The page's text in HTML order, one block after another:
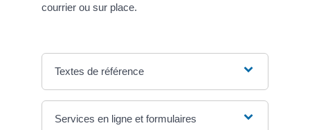
courrier ou sur place.
Textes de référence
Services en ligne et formulaires